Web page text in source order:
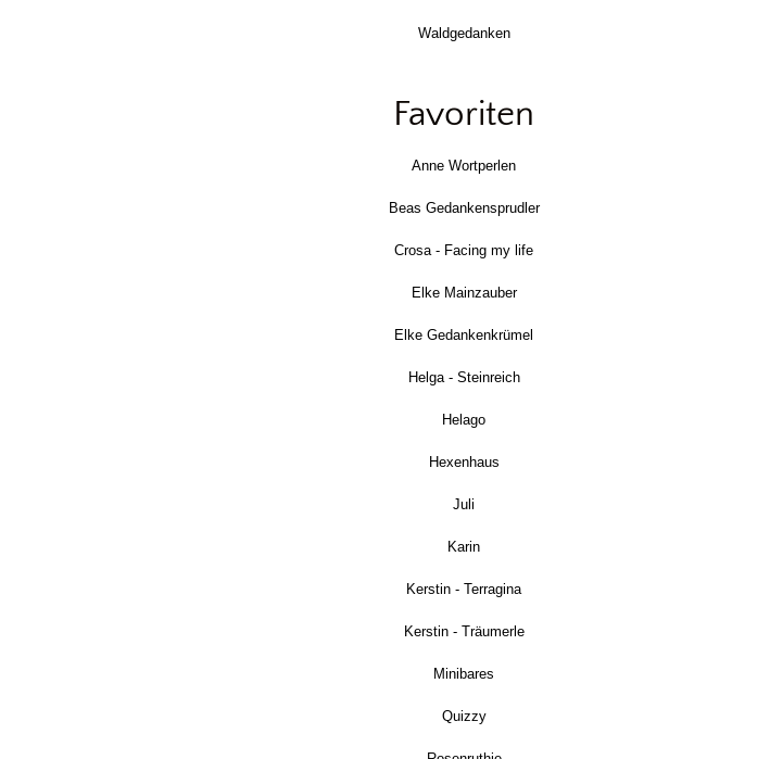
Waldgedanken
Favoriten
Anne Wortperlen
Beas Gedankensprudler
Crosa - Facing my life
Elke Mainzauber
Elke Gedankenkrümel
Helga - Steinreich
Helago
Hexenhaus
Juli
Karin
Kerstin - Terragina
Kerstin - Träumerle
Minibares
Quizzy